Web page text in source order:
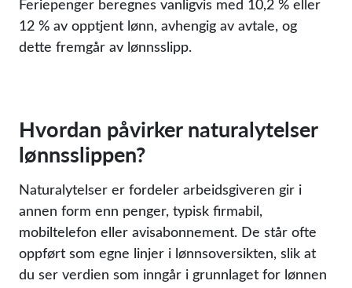
Feriepenger beregnes vanligvis med 10,2 % eller
12 % av opptjent lønn, avhengig av avtale, og
dette fremgår av lønnsslipp.
Hvordan påvirker naturalytelser
lønnsslippen?
Naturalytelser er fordeler arbeidsgiveren gir i
annen form enn penger, typisk firmabil,
mobiltelefon eller avisabonnement. De står ofte
oppført som egne linjer i lønnsoversikten, slik at
du ser verdien som inngår i grunnlaget for lønnen